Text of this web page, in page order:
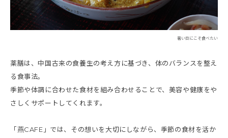
暑い日にこそ食べたい
薬膳は、中国古来の食養生の考え方に基づき、体のバランスを整え
る食事法。
季節や体調に合わせた食材を組み合わせることで、美容や健康をや
さしくサポートしてくれます。
「燕CAFE」では、その想いを大切にしながら、季節の食材を活か